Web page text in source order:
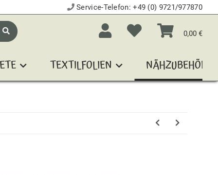
Service-Telefon:+49 (0) 9721/977870
0,00 €
TEXTILFOLIEN NÄHZUBEHÖR